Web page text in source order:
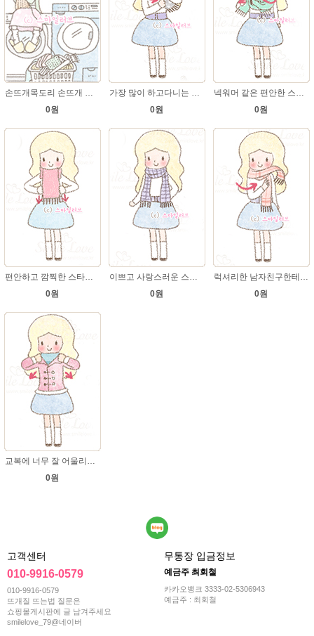
0원
0원
0원
0원
0원
0원
0원
고객센터
010-9916-0579
010-9916-0579
뜨개질 뜨는법 질문은
쇼핑몰게시판에 글 남겨주세요
smilelove_79@네이버
무통장 입금정보
예금주 최회철
카카오뱅크 3333-02-5306943
예금주 : 최회철